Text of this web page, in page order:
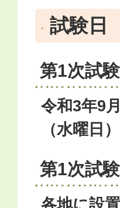
試験日
第1次試
令和3年9
（水曜日）
第1次試
各地に設